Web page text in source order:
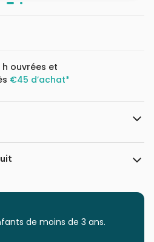
h ouvrées et
€45 d’achat*
Magnolia
Puzzles - Hommes et
de moins de 3 ans.